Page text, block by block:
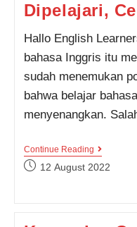
Dipelajari,
Hallo English
bahasa Inggris itu
sudah menemukan
bahwa belajar
menyenangkan.
Continue Reading10
Dengan
Post12 August 2022